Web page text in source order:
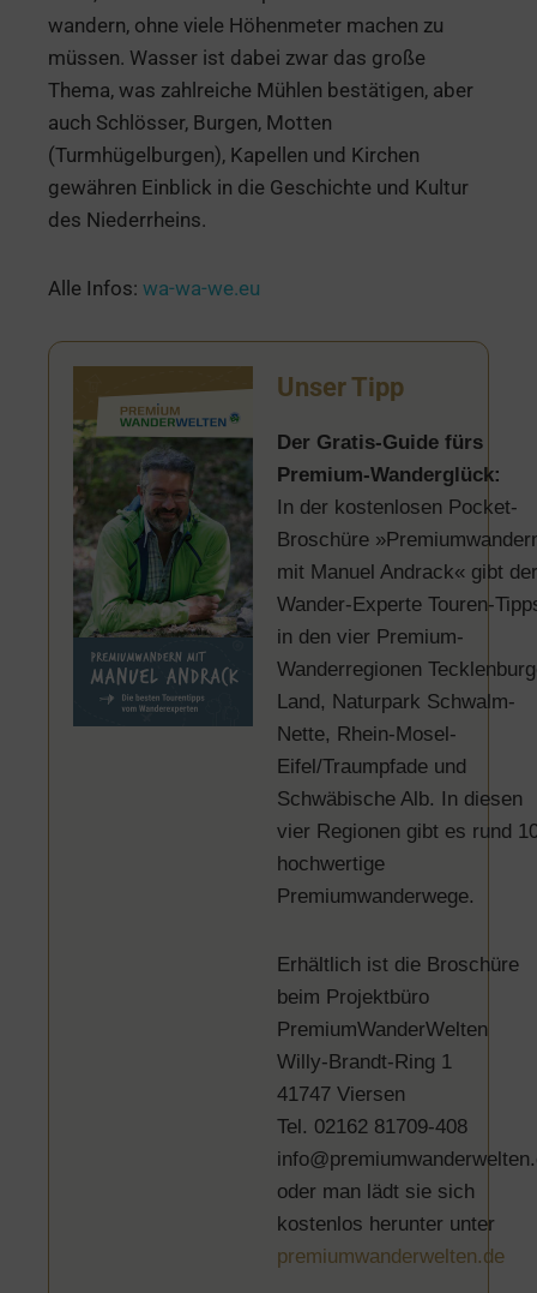
wandern, ohne viele Höhenmeter machen zu
müssen. Wasser ist dabei zwar das große
Thema, was zahlreiche Mühlen bestätigen, aber
auch Schlösser, Burgen, Motten
(Turmhügelburgen), Kapellen und Kirchen
gewähren Einblick in die Geschichte und Kultur
des Niederrheins.
Alle Infos: wa-wa-we.eu
Unser Tipp
Der Gratis-Guide fürs
Premium-Wanderglück:
In der kostenlosen Pocket-
Broschüre
mit Manuel Andrack« gibt der
Wander-Experte Touren-
in den vier Premium-
Wanderregionen
Land, Naturpark Schwalm-
Nette, Rhein-Mosel-
Eifel/Traumpfade und
Schwäbische Alb. In diesen
vier Regionen gibt es rund
hochwertige
Premiumwanderwege.
Erhältlich ist die Broschüre
beim Projektbüro
PremiumWanderWelten
Willy-Brandt-Ring 1
41747 Viersen
Tel. 02162 81709-408
oder man lädt sie sich
kostenlos herunter unter
premiumwanderwelten.de